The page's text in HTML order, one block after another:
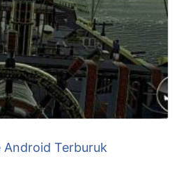
Android Terburuk